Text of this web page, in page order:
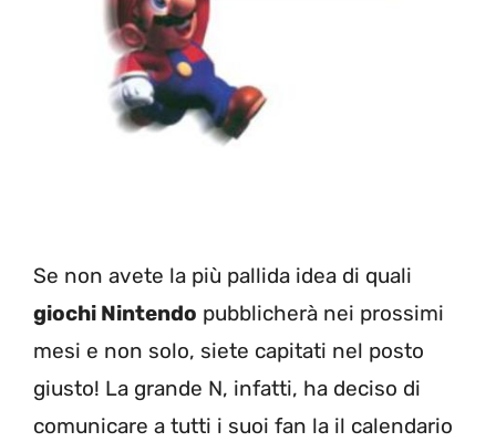
Se non avete la più pallida idea di quali
giochi Nintendo pubblicherà nei prossimi
mesi e non solo, siete capitati nel posto
giusto! La grande N, infatti, ha deciso di
comunicare a tutti i suoi fan la il calendario